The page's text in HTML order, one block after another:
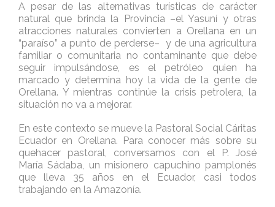
A pesar de las alternativas turísticas de carácter
natural que brinda la Provincia –el Yasuní y otras
atracciones naturales convierten a Orellana en un
“paraíso” a punto de perderse– y de una agricultura
familiar o comunitaria no contaminante que debe
seguir impulsándose, es el petróleo quien ha
marcado y determina hoy la vida de la gente de
Orellana. Y mientras continúe la crisis petrolera, la
situación no va a mejorar.
En este contexto se mueve la Pastoral Social Cáritas
Ecuador en Orellana. Para conocer más sobre su
quehacer pastoral, conversamos con el P. José
María Sádaba, un misionero capuchino pamplonés
que lleva 35 años en el Ecuador, casi todos
trabajando en la Amazonía.